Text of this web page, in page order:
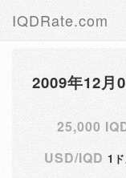
IQDRate.com
2009年12月
25,000
USD/IQD 1